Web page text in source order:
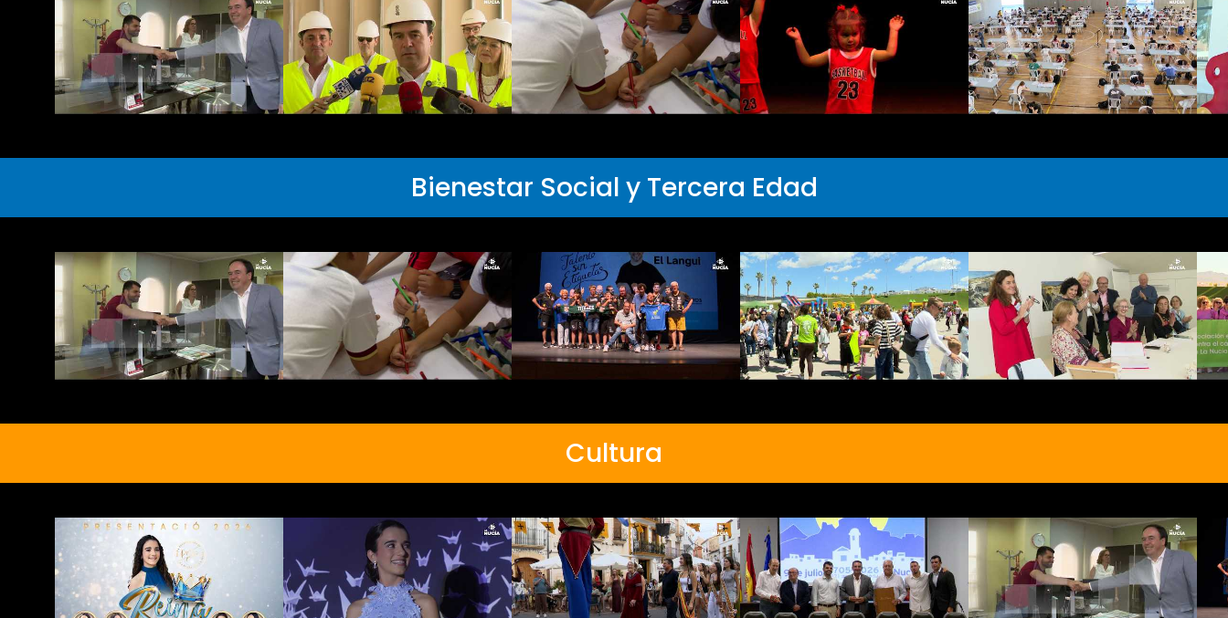
Bienestar Social y Tercera Edad
Cultura